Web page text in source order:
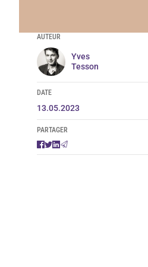
AUTEUR
Yves
Tesson
DATE
13.05.2023
PARTAGER